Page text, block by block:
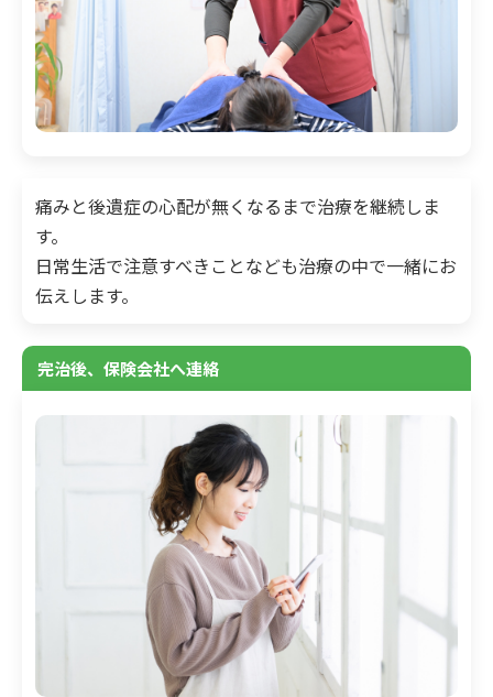
痛みと後遺症の心配が無くなるまで治療を継続しま
す。
日常生活で注意すべきことなども治療の中で一緒にお
伝えします。
完治後、保険会社へ連絡